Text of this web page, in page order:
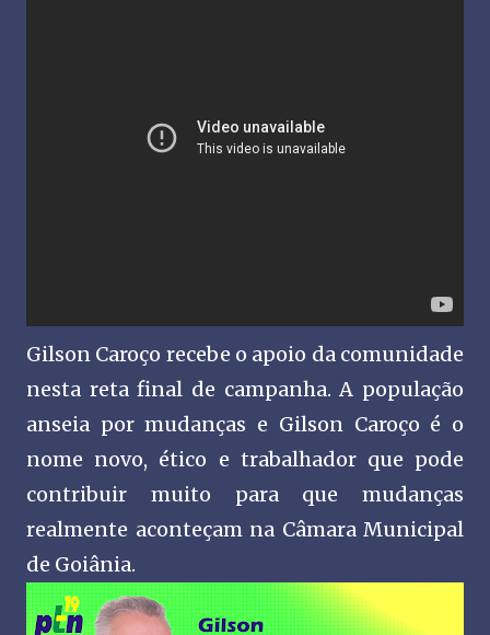
Gilson Caroço recebe o apoio da comunidade
nesta reta final de campanha. A população
anseia por mudanças e Gilson Caroço é o
nome novo, ético e trabalhador que pode
contribuir muito para que mudanças
realmente aconteçam na Câmara Municipal
de Goiânia.